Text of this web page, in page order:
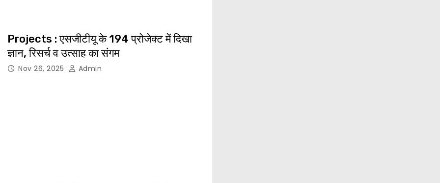
Projects : एसजीटीयू के 194 प्रोजेक्ट में दिखा
ज्ञान, रिसर्च व उत्साह का संगम
Nov 26, 2025 Admin